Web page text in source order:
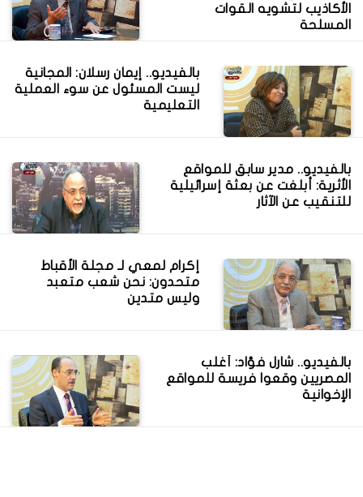
الأكاذيب لتشويه القوات
المسلحة
بالفيديو.. إيمان رسلان: المجانية
ليست المسئول عن سوء العملية
التعليمية
بالفيديو.. مدير سابق للمواقع
الأثرية: أبلغت عن بعثة إسرائيلية
للتنقيب عن الآثار
إكرام لمعي لـ مجلة الأقباط
متحدون: نحن شعب متعبد
وليس متدين
بالفيديو.. شارل فؤاد: أغلب
المصريين وقعوا فريسة للمواقع
الإخوانية